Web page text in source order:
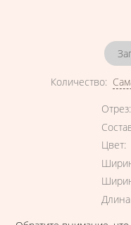
Количество:
Отрез:
Цвет: